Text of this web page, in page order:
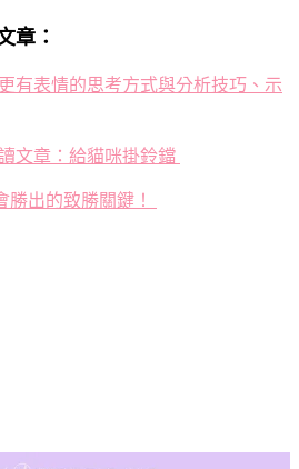
章：
有表情的思考方式與分析技巧、示
文章：給貓咪掛鈴鐺
勝出的致勝關鍵！